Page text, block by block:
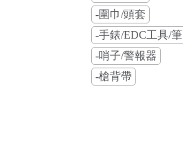
-圍巾/頭套
-手錶/EDC工具/筆
-哨子/警報器
-槍背帶